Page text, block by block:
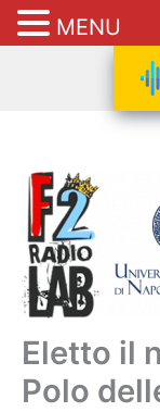
Eletto il
Polo
MENU